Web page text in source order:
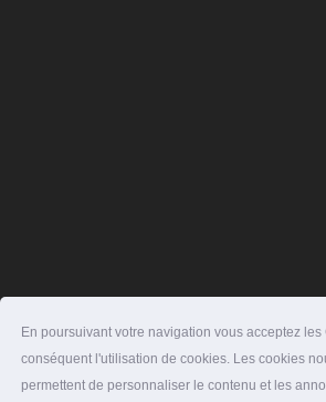
En poursuivant votre navigation vous acceptez les
conséquent l'utilisation de cookies. Les cookies
permettent de personnaliser le contenu et les